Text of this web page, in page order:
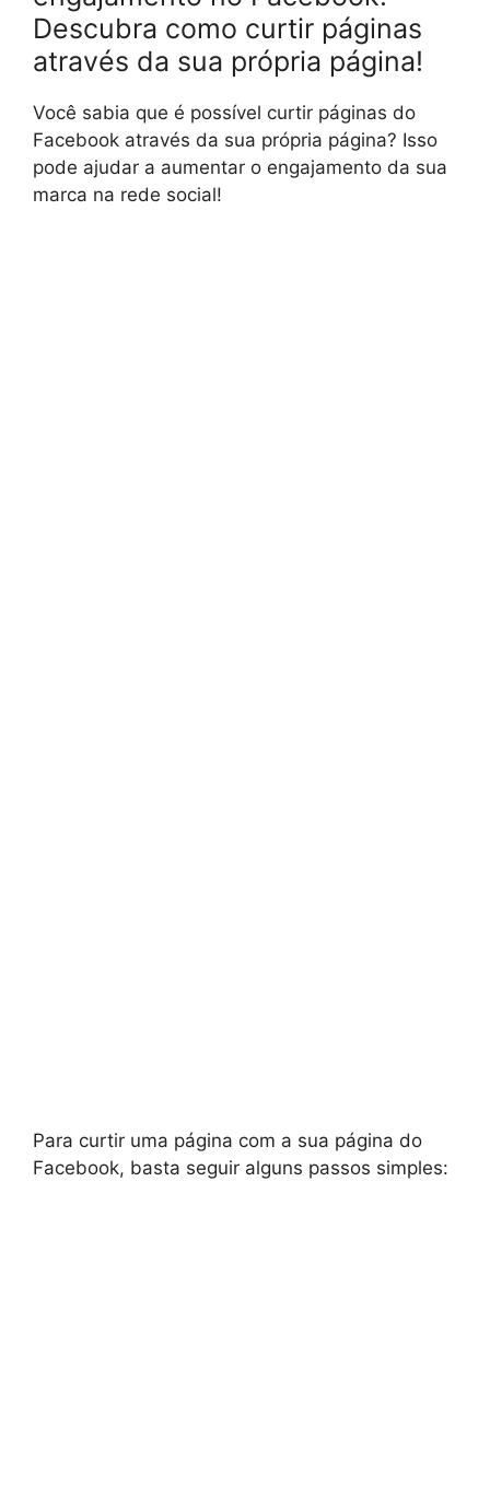
Descubra como curtir páginas
através da sua própria página!
Você sabia que é possível curtir páginas do
Facebook através da sua própria página? Isso
pode ajudar a aumentar o engajamento da sua
marca na rede social!
Para curtir uma página com a sua página do
Facebook, basta seguir alguns passos simples: